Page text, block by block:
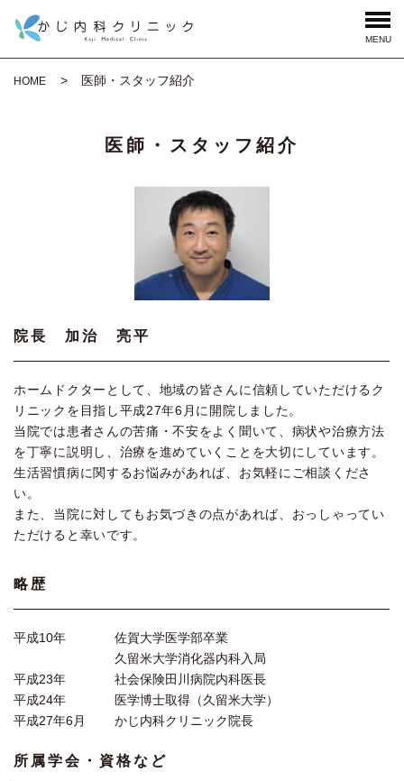
MENU
HOME 医師・スタッフ紹介
医師・スタッフ紹介
院長 加治 亮平
ホームドクターとして、地域の皆さんに信頼していただけるク
リニックを目指し平成27年6月に開院しました。
当院では患者さんの苦痛・不安をよく聞いて、病状や治療方法
を丁寧に説明し、治療を進めていくことを大切にしています。
生活習慣病に関するお悩みがあれば、お気軽にご相談くださ
い。
また、当院に対してもお気づきの点があれば、おっしゃってい
ただけると幸いです。
略歴
平成10年
佐賀大学医学部卒業
久留米大学消化器内科入局
平成23年
社会保険田川病院内科医長
平成24年
医学博士取得（久留米大学）
平成27年6月
かじ内科クリニック院長
所属学会・資格など